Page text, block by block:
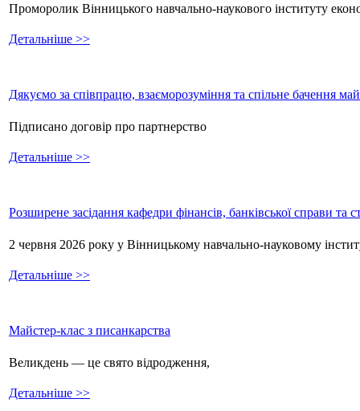
Проморолик Вінницького навчально-наукового інституту
Детальніше >>
Дякуємо за співпрацю, взаєморозуміння та спільне бачення
Підписано договір про партнерство
Детальніше >>
Розширене засідання кафедри фінансів, банківської справи та
2 червня 2026 року у Вінницькому навчально-науковому
Детальніше >>
Майстер-клас з писанкарства
Великдень — це свято відродження,
Детальніше >>